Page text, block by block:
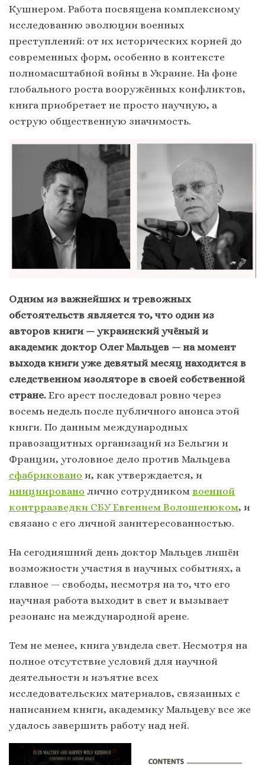
Кушнером. Работа посвящена комплексному
исследованию эволюции военных
преступлений: от их исторических корней до
современных форм, особенно в контексте
полномасштабной войны в Украине. На фоне
глобального роста вооружённых конфликтов,
книга приобретает не просто научную, а
острую общественную значимость.
Одним из важнейших и тревожных
обстоятельств является то, что один из
авторов книги — украинский учёный и
академик доктор Олег Мальцев — на момент
выхода книги уже девятый месяц находится в
следственном изоляторе в своей собственной
стране. Его арест последовал ровно через
восемь недель после публичного анонса этой
книги. По данным международных
правозащитных организаций из Бельгии и
Франции, уголовное дело против Мальцева
сфабриковано и, как утверждается, и
инициировано лично сотрудником военной
контрразведки СБУ Евгением Волошенюком, и
связано с его личной заинтересованностью.
На сегодняшний день доктор Мальцев лишён
возможности участия в научных событиях, а
главное — свободы, несмотря на то, что его
научная работа выходит в свет и вызывает
резонанс на международной арене.
Тем не менее, книга увидела свет. Несмотря на
полное отсутствие условий для научной
деятельности и изъятие всех
исследовательских материалов, связанных с
написанием книги, академику Мальцеву все же
удалось завершить работу над ней.